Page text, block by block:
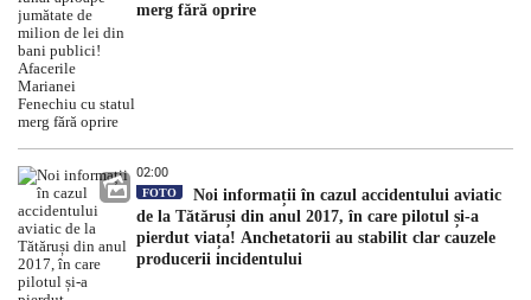
merg fără oprire
02:00
FOTO
Noi informații în cazul accidentului aviatic
de la Tătăruși din anul 2017, în care pilotul și-a
pierdut viața! Anchetatorii au stabilit clar cauzele
producerii incidentului